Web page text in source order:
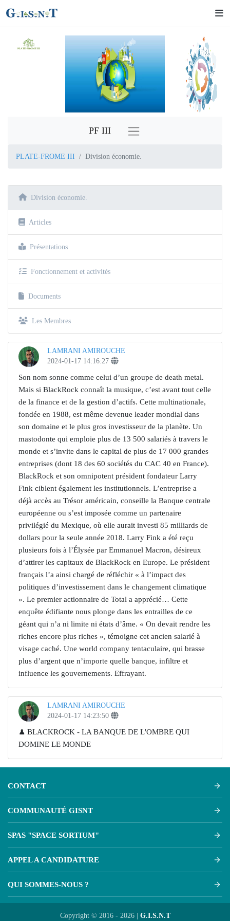
PLATE-FROME III
PF III
PLATE-FROME III Division économie.
Division économie.
Articles
Présentations
Fonctionnement et activités
Documents
Les Membres
LAMRANI AMIROUCHE
2024-01-17 14:16:27
⁣Son nom sonne comme celui d’un groupe de death metal.
Mais si BlackRock connaît la musique, c’est avant tout celle
de la finance et de la gestion d’actifs. Cette multinationale,
fondée en 1988, est même devenue leader mondial dans
son domaine et le plus gros investisseur de la planète. Un
mastodonte qui emploie plus de 13 500 salariés à travers le
monde et s’invite dans le capital de plus de 17 000 grandes
entreprises (dont 18 des 60 sociétés du CAC 40 en France).
BlackRock et son omnipotent président fondateur Larry
Fink ciblent également les institutionnels. L’entreprise a
déjà accès au Trésor américain, conseille la Banque centrale
européenne ou s’est imposée comme un partenaire
privilégié du Mexique, où elle aurait investi 85 milliards de
dollars pour la seule année 2018. Larry Fink a été reçu
plusieurs fois à l’Élysée par Emmanuel Macron, désireux
d’attirer les capitaux de BlackRock en Europe. Le président
français l’a ainsi chargé de réfléchir « à l’impact des
politiques d’investissement dans le changement climatique
». Le premier actionnaire de Total a apprécié… Cette
enquête édifiante nous plonge dans les entrailles de ce
géant qui n’a ni limite ni états d’âme. « On devait rendre les
riches encore plus riches », témoigne cet ancien salarié à
visage caché. Une world company tentaculaire, qui brasse
plus d’argent que n’importe quelle banque, infiltre et
influence les gouvernements. Effrayant.
LAMRANI AMIROUCHE
2024-01-17 14:23:50
⁣♟ BLACKROCK - LA BANQUE DE L'OMBRE QUI
DOMINE LE MONDE
CONTACT
COMMUNAUTÉ GISNT
SPAS "SPACE SORTIUM"
APPEL A CANDIDATURE
QUI SOMMES-NOUS ?
Copyright © 2016 - 2026 | G.I.S.N.T